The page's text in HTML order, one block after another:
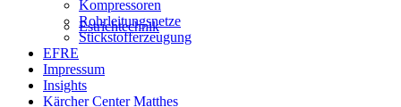
Estrichtechnik
Kompressoren
Rohrleitungsnetze
Stickstofferzeugung
EFRE
Impressum
Insights
Kärcher Center Matthes